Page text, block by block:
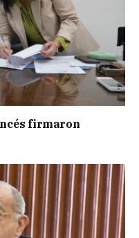
firmaron